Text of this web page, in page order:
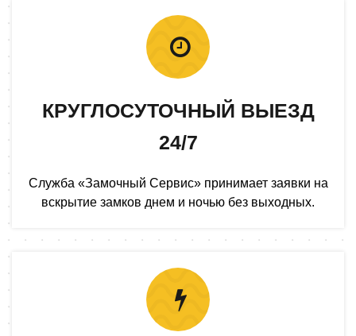
КРУГЛОСУТОЧНЫЙ ВЫЕЗД
24/7
Служба «Замочный Сервис» принимает заявки на
вскрытие замков днем и ночью без выходных.